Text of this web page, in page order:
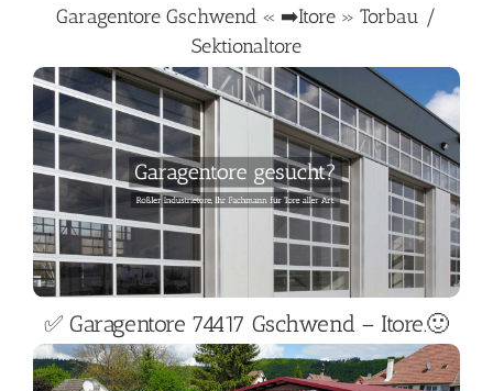
Garagentore Gschwend « ➡️Itore » Torbau /
Sektionaltore
✅ Garagentore 74417 Gschwend – Itore.🙂